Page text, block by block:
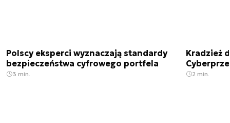
Polscy eksperci wyznaczają standardy
bezpieczeństwa cyfrowego portfela
3 min.
Kradzież
2 min.